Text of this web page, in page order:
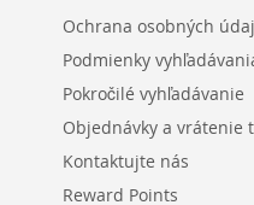
Ochrana osobných
Podmienky
Pokročilé vyhľadávanie
Objednávky a vrátenie
Kontaktujte nás
Reward Points